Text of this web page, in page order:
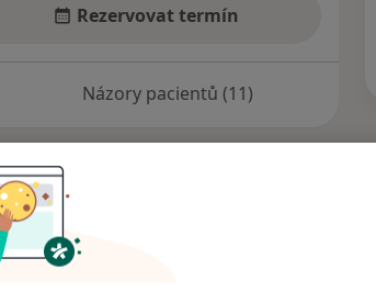
Rezervovat termín
Názory pacientů (11)
nejsou k dispozici
informace o svých službách.